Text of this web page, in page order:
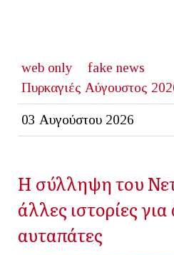
web only
fake news
Πυρκαγιές Αύγουστος
03 Αυγούστου 2026
Η σύλληψη του
άλλες ιστορίες για
αυταπάτες